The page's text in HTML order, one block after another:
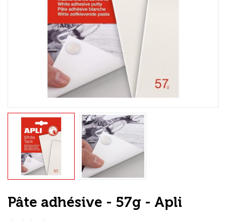
Loisirs Créatifs
Coffrets & cadeaux
Encadrement
Contact / Aide
Pâte adhésive - 57g - Apli